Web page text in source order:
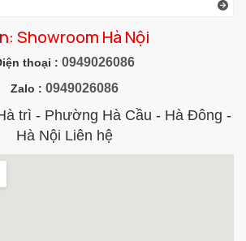
Showroom Hà Nội
thoại : 0949026086
Zalo : 0949026086
trì - Phường Hà Cầu - Hà Đông -
Hà Nội Liên hệ